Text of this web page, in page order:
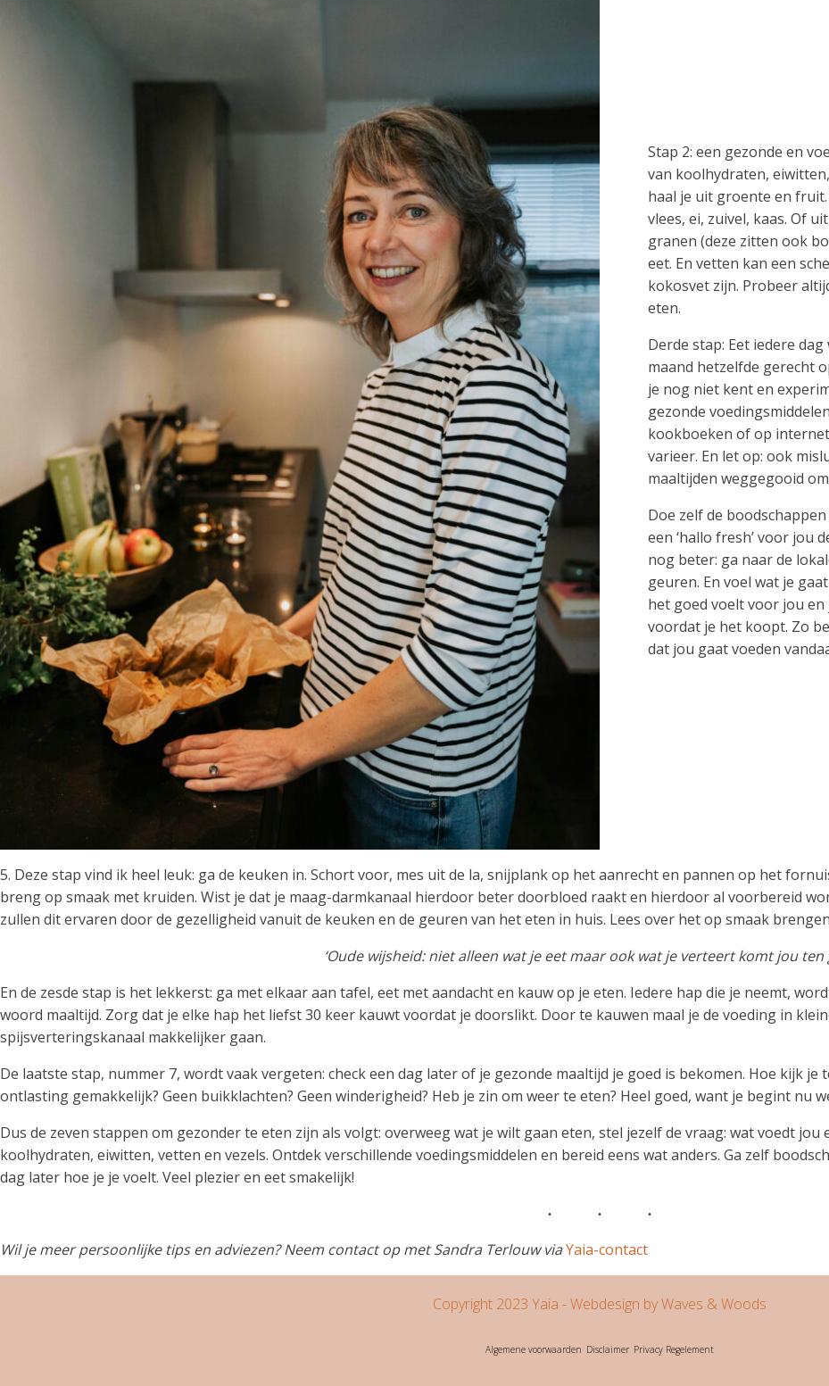
Stap 2: een gezonde en
van koolhydraten,
haal je uit groente en
vlees, ei, zuivel, kaas. Of
granen (deze zitten ook
eet. En vetten kan een
kokosvet zijn. Probeer
eten.
Derde stap: Eet iedere
maand hetzelfde gerecht
je nog niet kent en
gezonde
kookboeken of op
varieer. En let op: ook
maaltijden weggegooid
Doe zelf de
een ‘hallo fresh’ voor jou
nog beter: ga naar de
geuren. En voel wat je
het goed voelt voor jou
voordat je het koopt. Zo
dat jou gaat voeden
5. Deze stap vind ik heel leuk: ga de keuken in. Schort voor, mes uit de la, snijplank op het aanrecht en pannen op het
breng op smaak met kruiden. Wist je dat je maag-darmkanaal hierdoor beter doorbloed raakt en hierdoor al voorbereid
zullen dit ervaren door de gezelligheid vanuit de keuken en de geuren van het eten in huis. Lees over het op smaak
‘Oude wijsheid: niet alleen wat je eet maar ook wat je verteert komt jou ten
En de zesde stap is het lekkerst: ga met elkaar aan tafel, eet met aandacht en kauw op je eten. Iedere hap die je neemt,
woord maaltijd. Zorg dat je elke hap het liefst 30 keer kauwt voordat je doorslikt. Door te kauwen maal je de voeding in
spijsverteringskanaal makkelijker gaan.
De laatste stap, nummer 7, wordt vaak vergeten: check een dag later of je gezonde maaltijd je goed is bekomen. Hoe kijk je
ontlasting gemakkelijk? Geen buikklachten? Geen winderigheid? Heb je zin om weer te eten? Heel goed, want je begint nu
Dus de zeven stappen om gezonder te eten zijn als volgt: overweeg wat je wilt gaan eten, stel jezelf de vraag: wat voedt
koolhydraten, eiwitten, vetten en vezels. Ontdek verschillende voedingsmiddelen en bereid eens wat anders. Ga zelf
dag later hoe je je voelt. Veel plezier en eet smakelijk!
Wil je meer persoonlijke tips en adviezen? Neem contact op met Sandra Terlouw viaYaia-contact
Copyright 2023 Yaia - Webdesign by Waves & Woods
Algemene voorwaarden Disclaimer Privacy Regelement